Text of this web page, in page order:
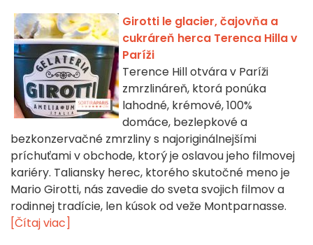
Girotti le glacier, čajovňa a
cukráreň herca Terenca Hilla v
Paríži
Terence Hill otvára v Paríži
zmrzlináreň, ktorá ponúka
lahodné, krémové, 100%
domáce, bezlepkové a
bezkonzervačné zmrzliny s najoriginálnejšími
príchuťami v obchode, ktorý je oslavou jeho filmovej
kariéry. Taliansky herec, ktorého skutočné meno je
Mario Girotti, nás zavedie do sveta svojich filmov a
rodinnej tradície, len kúsok od veže Montparnasse.
[Čítaj viac]